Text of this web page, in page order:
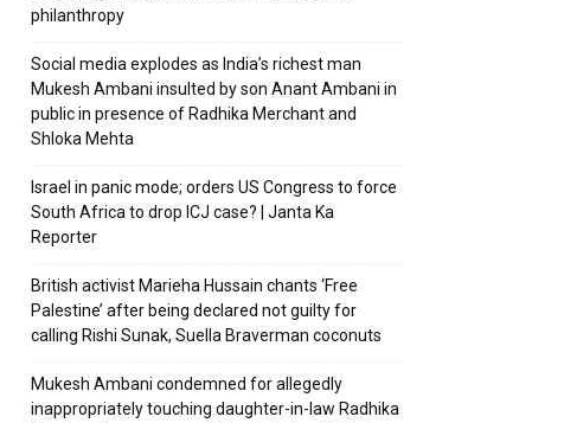
philanthropy
Social media explodes as India’s richest man
Mukesh Ambani insulted by son Anant Ambani in
public in presence of Radhika Merchant and
Shloka Mehta
Israel in panic mode; orders US Congress to force
South Africa to drop ICJ case? | Janta Ka
Reporter
British activist Marieha Hussain chants ‘Free
Palestine’ after being declared not guilty for
calling Rishi Sunak, Suella Braverman coconuts
Mukesh Ambani condemned for allegedly
inappropriately touching daughter-in-law Radhika